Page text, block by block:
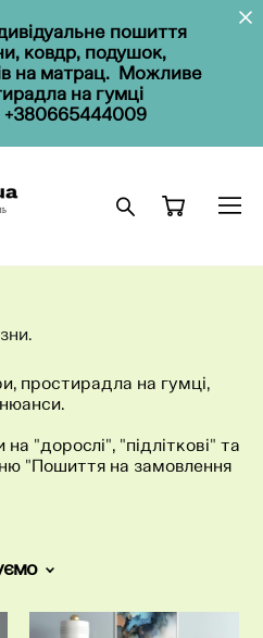
пошиття
ковдр, подушок,
на матрац. Можливе
на гумці
+380665444009
простирадла на гумці,
"дорослі", "підліткові" та
"Пошиття на замовлення